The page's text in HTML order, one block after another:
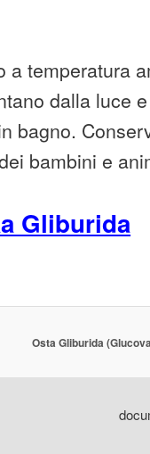
a temperatura
dalla luce
bagno.
bambini e
Gliburida
Osta Gliburida